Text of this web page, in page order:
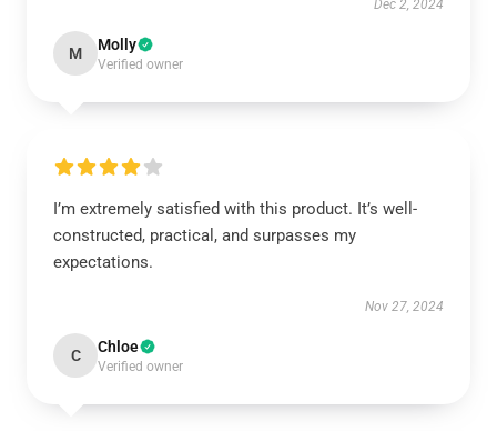
Dec 2, 2024
M Molly
Verified owner
I’m extremely satisfied with this product. It’s well-
constructed, practical, and surpasses my
expectations.
Nov 27, 2024
C Chloe
Verified owner